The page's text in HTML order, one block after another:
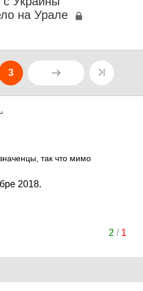
на Урале
3
так что мимо
2018.
2 / 1